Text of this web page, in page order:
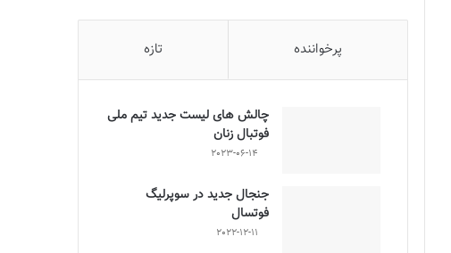
پرخواننده تازه
چالش هاى ليست جدید تيم ملى
فوتبال زنان
2023-06-14
جنجال جدید در سوپرلیگ
فوتسال
2022-12-11